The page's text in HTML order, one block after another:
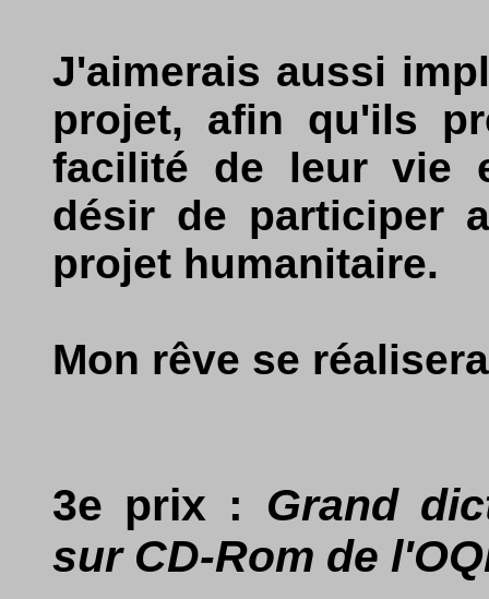
J'aimerais aussi
projet, afin qu'ils
facilité de leur vie
désir de participer
projet humanitaire.
Mon rêve se
3e prix : Grand
sur CD-Rom de